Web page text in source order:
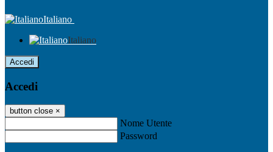
Italiano
Italiano
Accedi
Accedi
button close ×
Nome Utente
Password